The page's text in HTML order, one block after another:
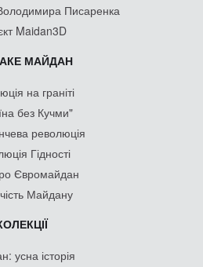
Писаренка
Maidan3D
МАЙДАН
на граніті
без Кучми"
революція
Гідності
Євромайдан
Майдану
усна історія